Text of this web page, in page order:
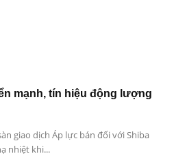
mạnh, tín hiệu động lượng
giao dịch Áp lực bán đối với Shiba
nhiệt khi...